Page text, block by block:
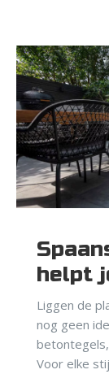
helpt
Liggen de
nog geen
Voor elke